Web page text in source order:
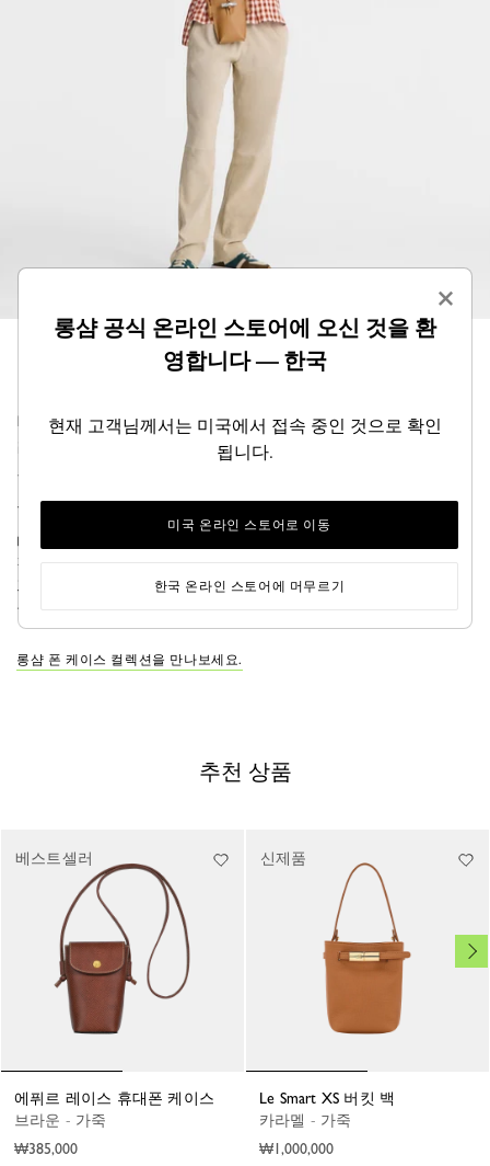
미니멀리즘을 좋아하시나요? 그렇다면 매우 여성스
러운 롱샴 휴대폰 파우치가 마음에 드실 겁니다. 쉽게
착용할 수 있는 아이템으로, 조절 가능한 드로스트링
으로 필요에 맞게 조절할 수 있습니다.
메종의 아이코닉 라인 중 하나인 로조는 롱샴의 가죽 장인
정신과 장인의 전문성이 돋보이는 라인입니다. 라인의 상징
과도 같은 시그니처 뱀부 클래스프가 주얼리처럼 모델을 장
식해 반짝임과 우아함을 더합니다.
롱샴 폰 케이스 컬렉션을 만나보세요.
추천 상품
에퓌르 레이스 휴대폰 케이스
브라운 - 가죽
₩385,000
베스트셀러
Le Smart XS 버킷 백
카라멜 - 가죽
₩1,000,000
신제품
×
롱샴 공식 온라인 스토어에 오신 것을 환
영합니다 — 한국
현재 고객님께서는 미국에서 접속 중인 것으로 확인
됩니다.
미국 온라인 스토어로 이동
한국 온라인 스토어에 머무르기